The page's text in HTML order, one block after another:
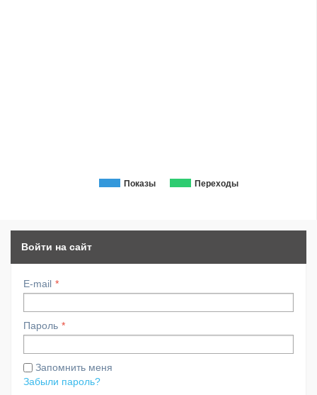
Показы Переходы
Войти на сайт
E-mail
Пароль
Запомнить меня
Забыли пароль?